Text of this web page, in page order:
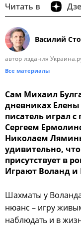
Читать в
Василий
автор издания
Все материалы
Сам Михаил
дневниках Елены
писатель играл
Сергеем
Николаем
удивительно,
присутствует в
Играют Воланд
Шахматы у
нюанс – игру
наблюдать и в